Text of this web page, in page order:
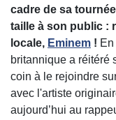
cadre de sa
taille à son public :
locale, Eminem !
britannique a réitéré
coin à le rejoindre
avec l'artiste
aujourd’hui au